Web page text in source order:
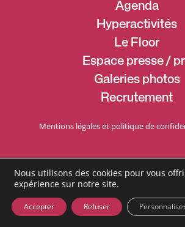
Agenda
Hyperactivités
Le Floor
Espace presse /
Galeries photos
Recrutement
Mentions légales et politique de
Nous utilisons des cookies pour vous
expérience sur notre site.
Accepter Refuser